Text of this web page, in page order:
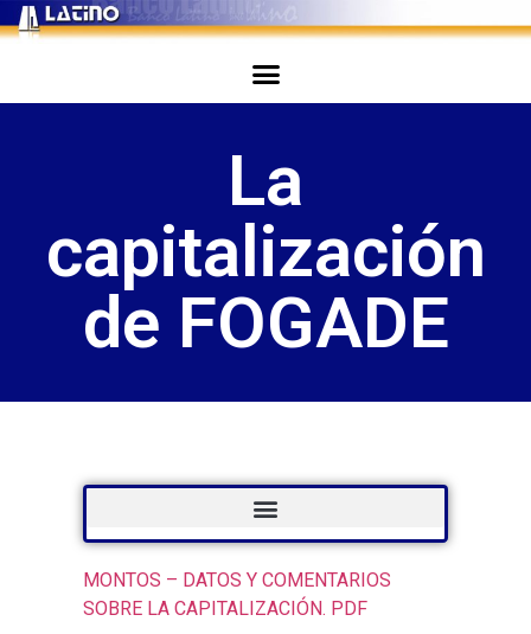
La
capitalización
de FOGADE
MONTOS – DATOS Y COMENTARIOS
SOBRE LA CAPITALIZACIÓN. PDF